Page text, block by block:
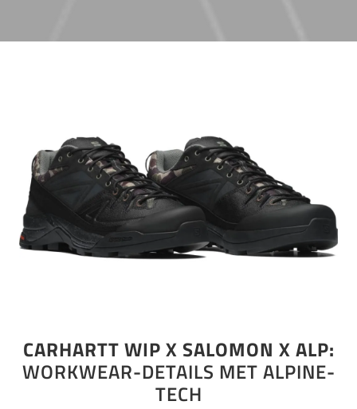
CARHARTT WIP X SALOMON X ALP:
WORKWEAR-DETAILS MET ALPINE-
TECH